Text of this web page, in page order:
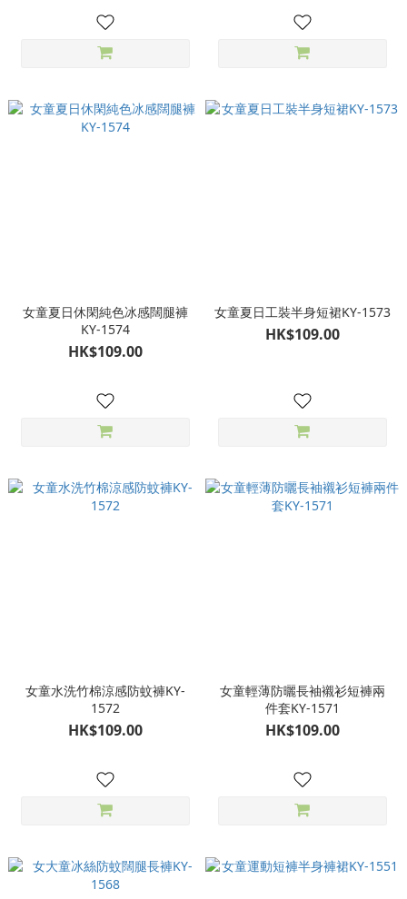
女童夏日休閑純色冰感闊腿褲
KY-1574
HK$109.00
女童夏日工裝半身短裙KY-1573
HK$109.00
女童水洗竹棉涼感防蚊褲KY-
1572
HK$109.00
女童輕薄防曬長袖襯衫短褲兩
件套KY-1571
HK$109.00